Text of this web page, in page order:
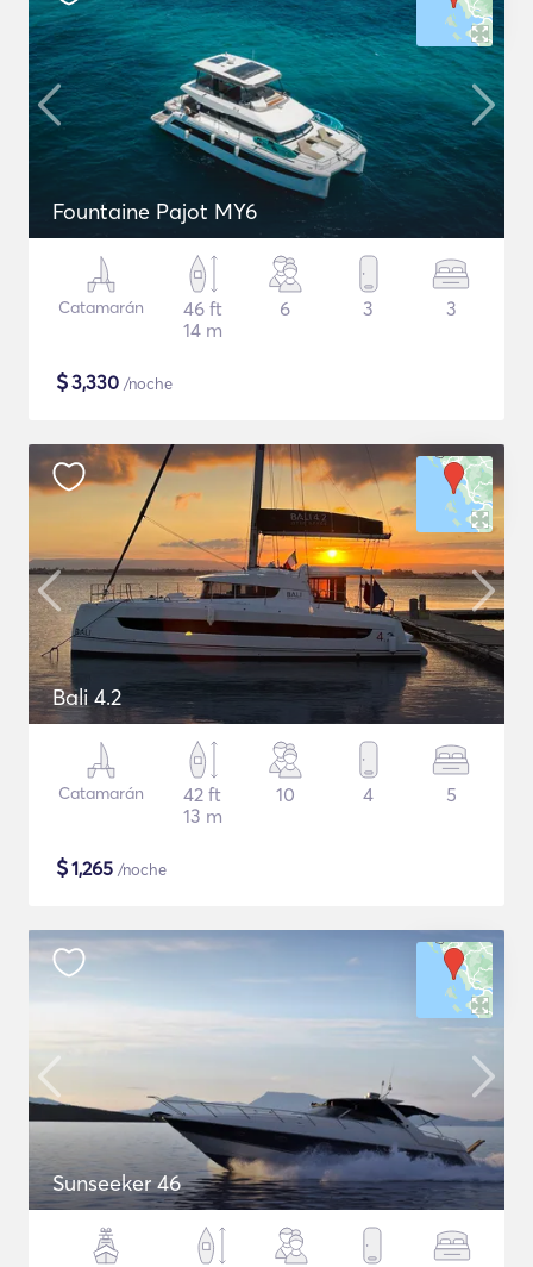
Fountaine Pajot MY6
Catamarán
46 ft
14 m
6 3 3
$3,330 /noche
Bali 4.2
Catamarán
42 ft
13 m
10 4 5
$1,265 /noche
Sunseeker 46